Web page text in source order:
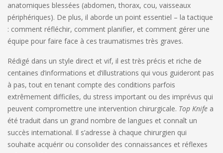
anatomiques blessées (abdomen, thorax, cou, vaisseaux
périphériques). De plus, il aborde un point essentiel – la tactique
: comment réfléchir, comment planifier, et comment gérer une
équipe pour faire face à ces traumatismes très graves.
Rédigé dans un style direct et vif, il est très précis et riche de
centaines d’informations et d’illustrations qui vous guideront pas
à pas, tout en tenant compte des conditions parfois
extrêmement difficiles, du stress important ou des imprévus qui
peuvent compromettre une intervention chirurgicale. Top Knife a
été traduit dans un grand nombre de langues et connaît un
succès international. Il s’adresse à chaque chirurgien qui
souhaite acquérir ou consolider des connaissances et réflexes